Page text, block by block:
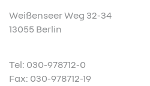
Weißenseer Weg 32-34
13055 Berlin
Tel: 030-978712-0
Fax: 030-978712-19